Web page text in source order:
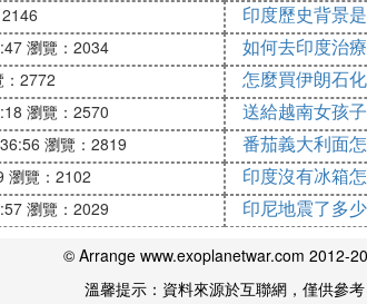
印方認可的教育機構出具的錄取通知
主管部門的有關信函。學生簽證一般
留手續和多次出入境簽證。申請學生
研討會或其他短期學術交流的人員須
印度歷史背景
瀏覽：2034 如何去印度治
：2772 怎麼買伊朗石
瀏覽：2570 送給越南女孩
瀏覽：2819 番茄義大利面
瀏覽：2102 印度沒有冰箱
瀏覽：2029 印尼地震了多
© Arrange www.exoplanetwar.com 2012-
溫馨提示：資料來源於互聯網，僅供參考